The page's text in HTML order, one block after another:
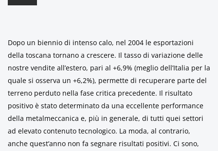
Dopo un biennio di intenso calo, nel 2004 le esportazioni
della toscana tornano a crescere. Il tasso di variazione delle
nostre vendite all’estero, pari al +6,9% (meglio dell’Italia per la
quale si osserva un +6,2%), permette di recuperare parte del
terreno perduto nella fase critica precedente. Il risultato
positivo è stato determinato da una eccellente performance
della metalmeccanica e, più in generale, di tutti quei settori
ad elevato contenuto tecnologico. La moda, al contrario,
anche quest’anno non fa segnare risultati positivi. Ci sono,